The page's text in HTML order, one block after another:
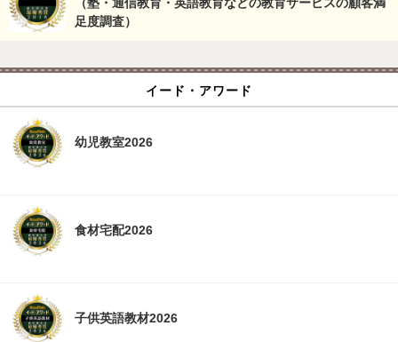
（塾・通信教育・英語教育などの教育サービスの顧客満
足度調査）
イード・アワード
幼児教室2026
食材宅配2026
子供英語教材2026